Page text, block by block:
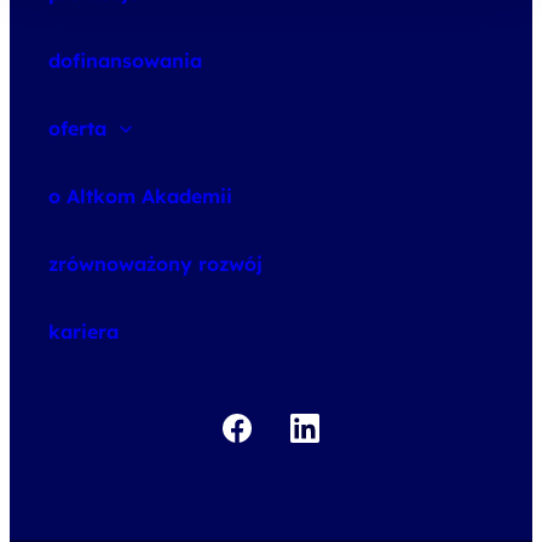
dofinansowania
oferta
o Altkom Akademii
zrównoważony rozwój
kariera